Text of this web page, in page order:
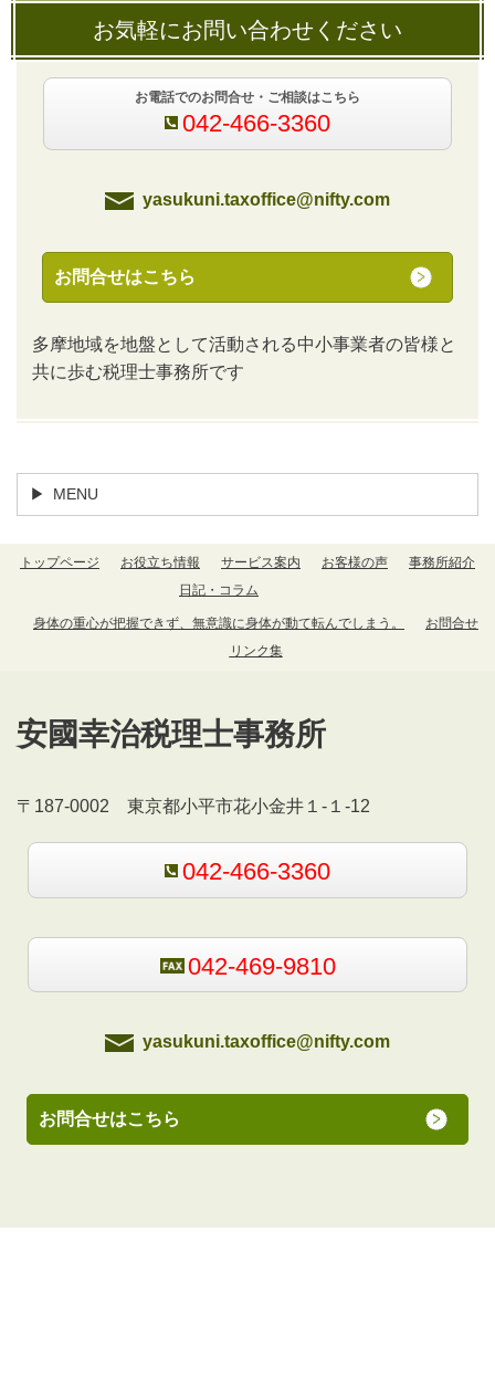
お気軽にお問い合わせください
お電話でのお問合せ・ご相談はこちら
042-466-3360
yasukuni.taxoffice@nifty.com
お問合せはこちら
多摩地域を地盤として活動される中小事業者の皆様と
共に歩む税理士事務所です
MENU
トップページ お役立ち情報 サービス案内 お客様の声
事務所紹介
日記・コラム
身体の重心が把握できず、無意識に身体が動て転んでしまう。
お問合せ
リンク集
安國幸治税理士事務所
〒187-0002 東京都小平市花小金井１-１-12
042-466-3360
042-469-9810
yasukuni.taxoffice@nifty.com
お問合せはこちら